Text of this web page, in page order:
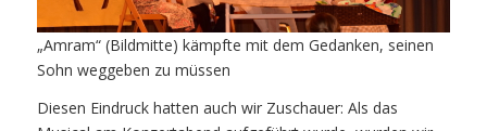
„Amram“ (Bildmitte) kämpfte mit dem Gedanken, seinen
Sohn weggeben zu müssen
Diesen Eindruck hatten auch wir Zuschauer: Als das